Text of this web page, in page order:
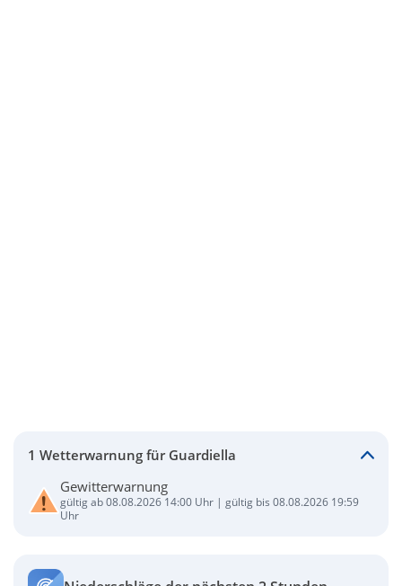
1 Wetterwarnung für Guardiella
Gewitterwarnung
gültig ab 08.08.2026 14:00 Uhr | gültig bis 08.08.2026 19:59
Uhr